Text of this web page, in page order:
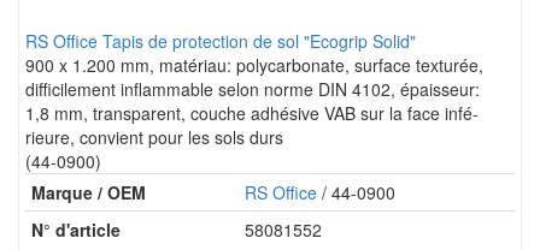
RS Office Tapis de protection de sol "Ecogrip Solid"
900 x 1.200 mm, matériau: polycarbonate, surface texturée,
difficilement inflammable selon norme DIN 4102, épaisseur:
1,8 mm, transparent, couche adhésive VAB sur la face infé-
rieure, convient pour les sols durs
(44-0900)
Marque / OEM
RS Office / 44-0900
N° d'article
58081552